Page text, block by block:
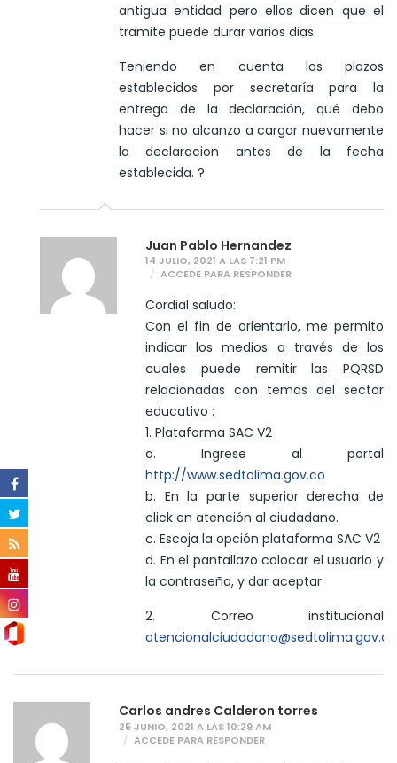
antigua entidad pero ellos dicen que el
tramite puede durar varios dias.
Teniendo en cuenta los plazos
establecidos por secretaría para la
entrega de la declaración, qué debo
hacer si no alcanzo a cargar nuevamente
la declaracion antes de la fecha
establecida. ?
Juan Pablo Hernandez
14 JULIO, 2021 A LAS 7:21 PM
ACCEDE PARA RESPONDER
Cordial saludo:
Con el fin de orientarlo, me permito
indicar los medios a través de los
cuales puede remitir las PQRSD
relacionadas con temas del sector
educativo :
1. Plataforma SAC V2
a. Ingrese al portal
http://www.sedtolima.gov.co
b. En la parte superior derecha de
click en atención al ciudadano.
c. Escoja la opción plataforma SAC V2
d. En el pantallazo colocar el usuario y
la contraseña, y dar aceptar
2. Correo institucional
atencionalciudadano@sedtolima.gov.co
Carlos andres Calderon torres
25 JUNIO, 2021 A LAS 10:29 AM
ACCEDE PARA RESPONDER